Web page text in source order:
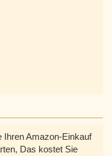
Ihren Amazon-Einkauf
Das kostet Sie